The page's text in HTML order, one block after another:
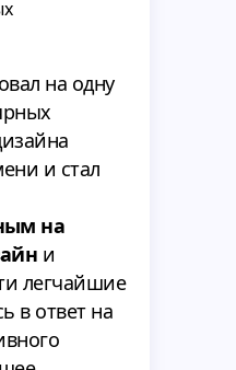
на одну
и стал
на
и
легчайшие
в ответ на